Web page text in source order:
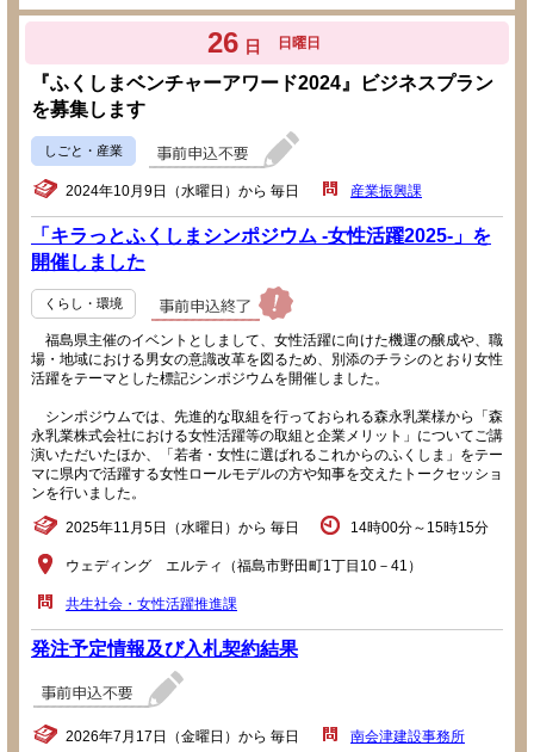
26 日 日曜日
『ふくしまベンチャーアワード2024』ビジネスプラン
を募集します
しごと・産業
2024年10月9日（水曜日）から 毎日 産業振興課
「キラっとふくしまシンポジウム -女性活躍2025-」を
開催しました
くらし・環境
福島県主催のイベントとしまして、女性活躍に向けた機運の醸成や、職
場・地域における男女の意識改革を図るため、別添のチラシのとおり女性
活躍をテーマとした標記シンポジウムを開催しました。
シンポジウムでは、先進的な取組を行っておられる森永乳業様から「森
永乳業株式会社における女性活躍等の取組と企業メリット」についてご講
演いただいたほか、「若者・女性に選ばれるこれからのふくしま」をテー
マに県内で活躍する女性ロールモデルの方や知事を交えたトークセッショ
ンを行いました。
2025年11月5日（水曜日）から 毎日 14時00分～15時15分
ウェディング エルティ（福島市野田町1丁目10－41）
共生社会・女性活躍推進課
発注予定情報及び入札契約結果
2026年7月17日（金曜日）から 毎日 南会津建設事務所